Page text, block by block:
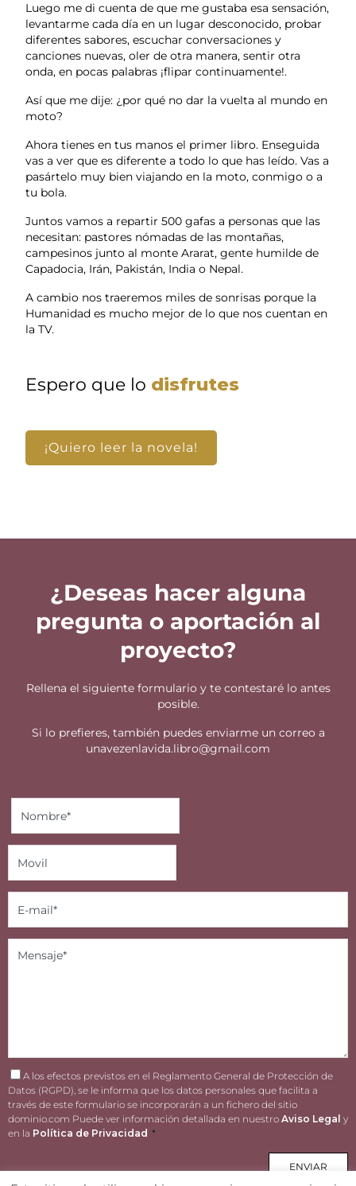
Luego me di cuenta de que me gustaba esa sensación,
levantarme cada día en un lugar desconocido, probar
diferentes sabores, escuchar conversaciones y
canciones nuevas, oler de otra manera, sentir otra
onda, en pocas palabras ¡flipar continuamente!.
Así que me dije: ¿por qué no dar la vuelta al mundo en
moto?
Ahora tienes en tus manos el primer libro. Enseguida
vas a ver que es diferente a todo lo que has leído. Vas a
pasártelo muy bien viajando en la moto, conmigo o a
tu bola.
Juntos vamos a repartir 500 gafas a personas que las
necesitan: pastores nómadas de las montañas,
campesinos junto al monte Ararat, gente humilde de
Capadocia, Irán, Pakistán, India o Nepal.
A cambio nos traeremos miles de sonrisas porque la
Humanidad es mucho mejor de lo que nos cuentan en
la TV.
Espero que lo disfrutes
¡Quiero leer la novela!
¿Deseas hacer alguna
pregunta o aportación al
proyecto?
Rellena el siguiente formulario y te contestaré lo antes
posible.
Si lo prefieres, también puedes enviarme un correo a
unavezenlavida.libro@gmail.com
A los efectos previstos en el Reglamento General de Protección de
Datos (RGPD), se le informa que los datos personales que facilita a
través de este formulario se incorporarán a un fichero del sitio
dominio.com Puede ver información detallada en nuestro Aviso Legal y
en la Política de Privacidad *